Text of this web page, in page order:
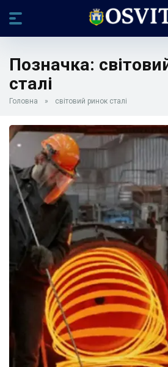
Позначка:
сталі
Головна » світовий ринок сталі